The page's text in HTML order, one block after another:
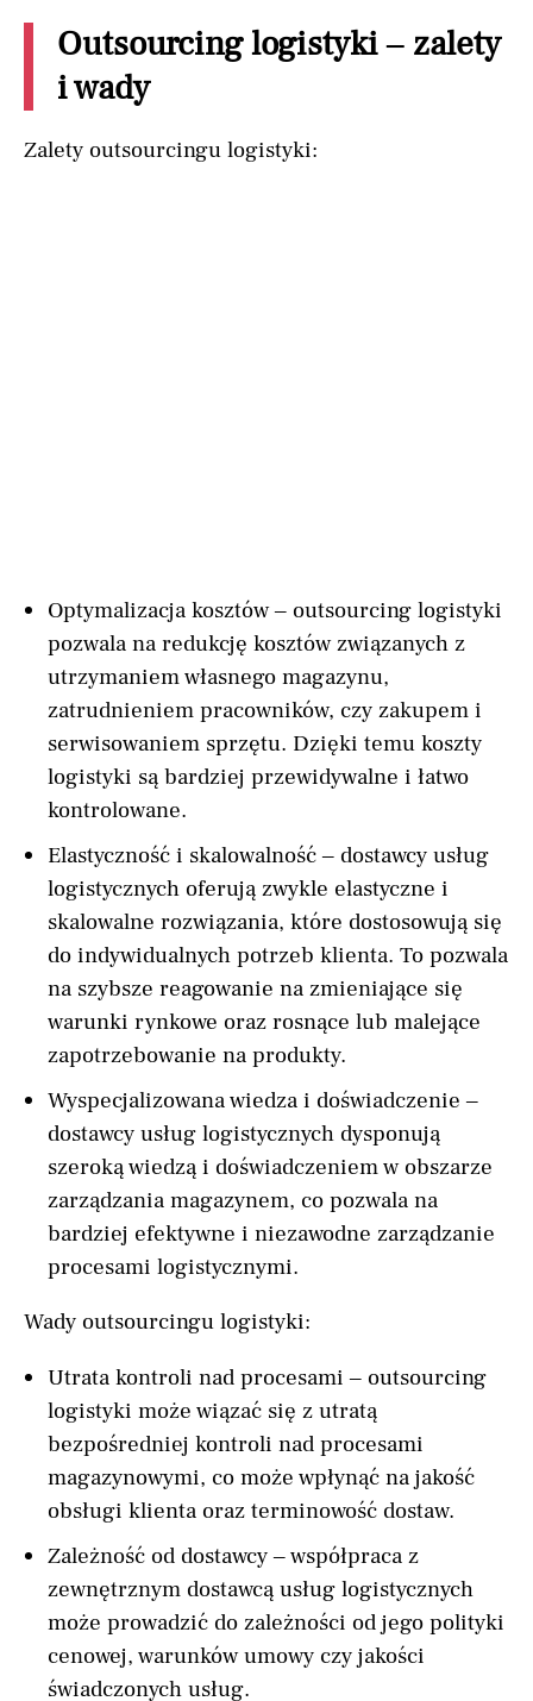
Outsourcing logistyki – zalety
i wady
Zalety outsourcingu logistyki:
Optymalizacja kosztów – outsourcing logistyki
pozwala na redukcję kosztów związanych z
utrzymaniem własnego magazynu,
zatrudnieniem pracowników, czy zakupem i
serwisowaniem sprzętu. Dzięki temu koszty
logistyki są bardziej przewidywalne i łatwo
kontrolowane.
Elastyczność i skalowalność – dostawcy usług
logistycznych oferują zwykle elastyczne i
skalowalne rozwiązania, które dostosowują się
do indywidualnych potrzeb klienta. To pozwala
na szybsze reagowanie na zmieniające się
warunki rynkowe oraz rosnące lub malejące
zapotrzebowanie na produkty.
Wyspecjalizowana wiedza i doświadczenie –
dostawcy usług logistycznych dysponują
szeroką wiedzą i doświadczeniem w obszarze
zarządzania magazynem, co pozwala na
bardziej efektywne i niezawodne zarządzanie
procesami logistycznymi.
Wady outsourcingu logistyki:
Utrata kontroli nad procesami – outsourcing
logistyki może wiązać się z utratą
bezpośredniej kontroli nad procesami
magazynowymi, co może wpłynąć na jakość
obsługi klienta oraz terminowość dostaw.
Zależność od dostawcy – współpraca z
zewnętrznym dostawcą usług logistycznych
może prowadzić do zależności od jego polityki
cenowej, warunków umowy czy jakości
świadczonych usług.